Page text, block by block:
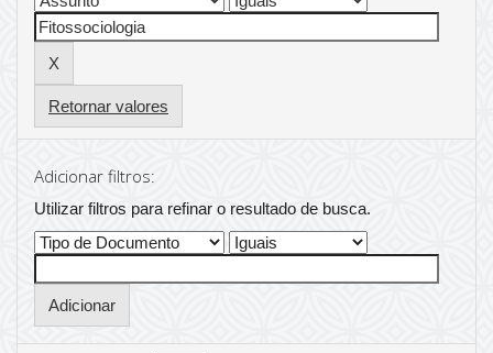
Retornar valores
Adicionar filtros:
Utilizar filtros para refinar o resultado de busca.